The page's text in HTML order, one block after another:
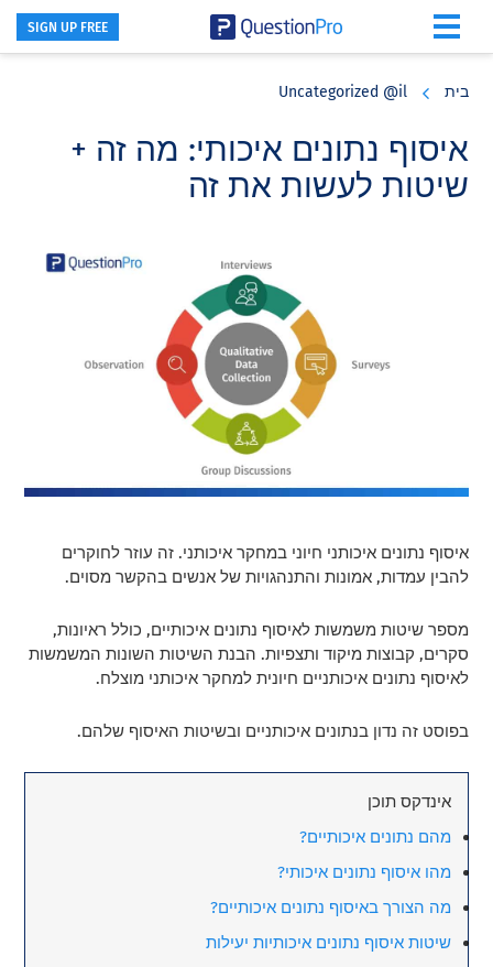
SIGN UP FREE
בית Uncategorized @il
איסוף נתונים איכותי: מה זה +
שיטות לעשות את זה
איסוף נתונים איכותני חיוני במחקר איכותני. זה עוזר לחוקרים
להבין עמדות, אמונות והתנהגויות של אנשים בהקשר מסוים.
מספר שיטות משמשות לאיסוף נתונים איכותיים, כולל ראיונות,
סקרים, קבוצות מיקוד ותצפיות. הבנת השיטות השונות המשמשות
לאיסוף נתונים איכותניים חיונית למחקר איכותני מוצלח.
בפוסט זה נדון בנתונים איכותניים ובשיטות האיסוף שלהם.
אינדקס תוכן
מהם נתונים איכותיים?
מהו איסוף נתונים איכותי?
מה הצורך באיסוף נתונים איכותיים?
שיטות איסוף נתונים איכותיות יעילות